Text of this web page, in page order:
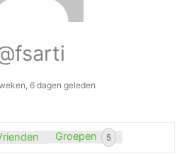
6 dagen geleden
Groepen 5